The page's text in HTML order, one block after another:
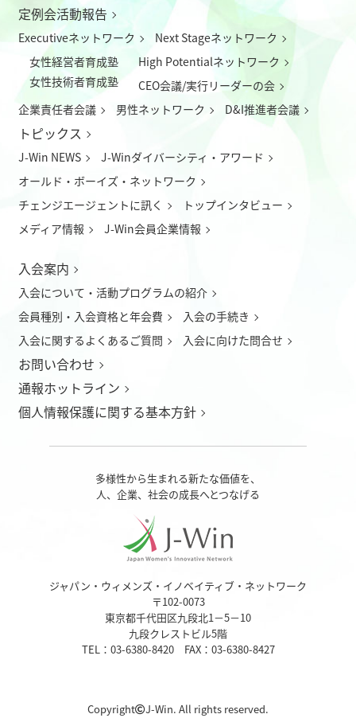
定例会活動報告
Executiveネットワーク
Next Stageネットワーク
女性経営者育成塾
女性技術者育成塾
High Potentialネットワーク
CEO会議/実行リーダーの会
企業責任者会議
男性ネットワーク D&I推進者会議
トピックス
J-Win NEWS
J-Winダイバーシティ・アワード
オールド・ボーイズ・ネットワーク
チェンジエージェントに訊く
トップインタビュー
メディア情報
J-Win会員企業情報
入会案内
入会について ・ 活動プログラムの紹介
会員種別・入会資格と年会費
入会の手続き
入会に関するよくあるご質問
入会に向けた問合せ
お問い合わせ
通報ホットライン
個人情報保護に関する基本方針
多様性から生まれる新たな価値を、
人、企業、社会の成長へとつなげる
ジャパン・ウィメンズ・イノベイティブ・ネットワーク
〒102-0073
東京都千代田区九段北1－5－10
九段クレストビル5階
TEL：03-6380-8420 FAX：03-6380-8427
Copyright J-Win. All rights reserved.